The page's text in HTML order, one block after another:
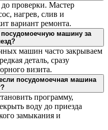
проверки. Мастер
нагрев, слив и
вариант ремонта.
машину за
машин часто закрываем
деталь, сразу
визита.
посудомоечная машина
программу,
воду до приезда
замыкания и